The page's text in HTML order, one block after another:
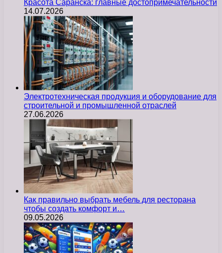
Красота Саранска: главные достопримечательности
14.07.2026
Электротехническая продукция и оборудование для
строительной и промышленной отраслей
27.06.2026
Как правильно выбрать мебель для ресторана
чтобы создать комфорт и…
09.05.2026